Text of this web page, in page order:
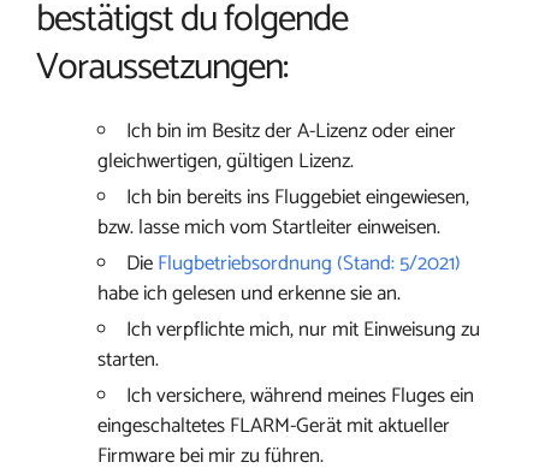
bestätigst du folgende
Voraussetzungen:
Ich bin im Besitz der A-Lizenz oder einer
gleichwertigen, gültigen Lizenz.
Ich bin bereits ins Fluggebiet eingewiesen,
bzw. lasse mich vom Startleiter einweisen.
DieFlugbetriebsordnung (Stand: 5/2021)
habe ich gelesen und erkenne sie an.
Ich verpflichte mich, nur mit Einweisung zu
starten.
Ich versichere, während meines Fluges ein
eingeschaltetes FLARM-Gerät mit aktueller
Firmware bei mir zu führen.